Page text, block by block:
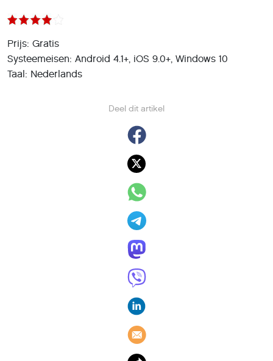
Deel dit artikel
Prijs: Gratis
Systeemeisen: Android 4.1+, iOS 9.0+, Windows 10
Taal: Nederlands